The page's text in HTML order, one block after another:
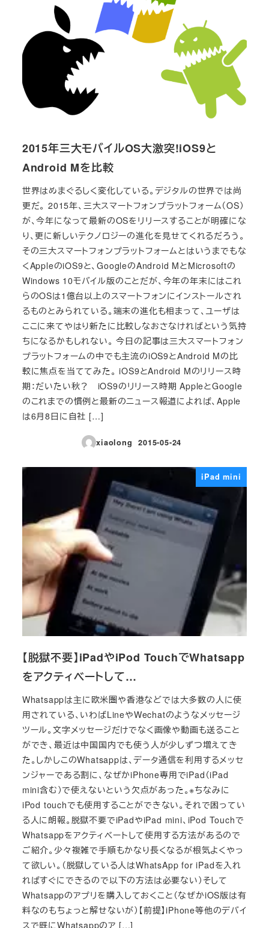
2015年三大モバイルOS大激突!iOS9と
Android Mを比較
世界はめまぐるしく変化している。デジタルの世界では尚
更だ。 2015年、三大スマートフォンプラットフォーム（OS）
が、今年になって最新のOSをリリースすることが明確にな
り、更に新しいテクノロジーの進化を見せてくれるだろう。
その三大スマートフォンプラットフォームとはいうまでもな
くAppleのiOS9と、GoogleのAndroid MとMicrosoftの
Windows 10モバイル版のことだが、今年の年末にはこれ
らのOSは1億台以上のスマートフォンにインストールされ
るものとみられている。端末の進化も相まって、ユーザは
ここに来てやはり新たに比較しなおさなければという気持
ちになるかもしれない。 今日の記事は三大スマートフォン
プラットフォームの中でも主流のiOS9とAndroid Mの比
較に焦点を当ててみた。 iOS9とAndroid Mのリリース時
期：だいたい秋？ iOS9のリリース時期 AppleとGoogle
のこれまでの慣例と最新のニュース報道によれば、Apple
は6月8日に自社 […]
xiaolong
投稿日
2015-05-24
iPad mini
【脱獄不要】iPadやiPod TouchでWhatsapp
をアクティベートして…
Whatsappは主に欧米圏や香港などでは大多数の人に使
用されている、いわばLineやWechatのようなメッセージ
ツール。文字メッセージだけでなく画像や動画も送ること
ができ、最近は中国国内でも使う人が少しずつ増えてき
た。しかしこのWhatsappは、データ通信を利用するメッセ
ンジャーである割に、なぜかiPhone専用でiPad（iPad
mini含む）で使えないという欠点があった。※ちなみに
iPod touchでも使用することができない。それで困ってい
る人に朗報。脱獄不要でiPadやiPad mini、iPod Touchで
Whatsappをアクティベートして使用する方法があるので
ご紹介。少々複雑で手順もかなり長くなるが根気よくやっ
て欲しい。（脱獄している人はWhatsApp for iPadを入れ
ればすぐにできるので以下の方法は必要ない）そして
Whatsappのアプリを購入しておくこと（なぜかiOS版は有
料なのもちょっと解せないが）【前提】iPhone等他のデバイ
スで既にWhatsappのア […]